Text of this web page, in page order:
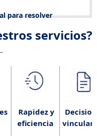
para resolver
servicios?
Rapidez y
eficiencia